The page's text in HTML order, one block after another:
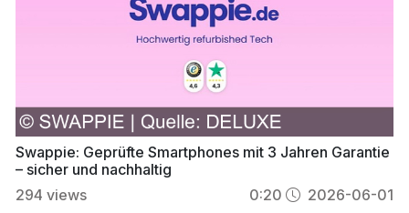
Swappie: Geprüfte Smartphones mit 3 Jahren Garantie
– sicher und nachhaltig
294 views 0:20 2026-06-01